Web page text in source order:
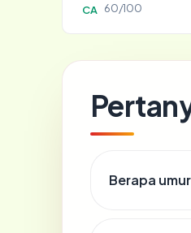
CA 60/100
Berapa